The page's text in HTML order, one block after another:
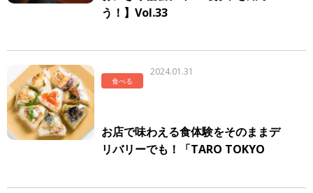
う！】Vol.33
食べる
2024.01.31
お店で味わえる食体験をそのままデ
リバリーでも！「TARO TOKYO
リーを開始！